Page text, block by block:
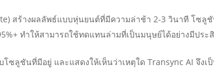
สร้างผลลัพธ์แบบหุ่นยนต์ที่มีความล่าช้า 2-3 วินาที โซลู
ทำให้สามารถใช้ทดแทนล่ามที่เป็นมนุษย์ได้อย่างมีประ
ซลูชันที่มีอยู่ และแสดงให้เห็นว่าเหตุใด Transync AI จึงเ